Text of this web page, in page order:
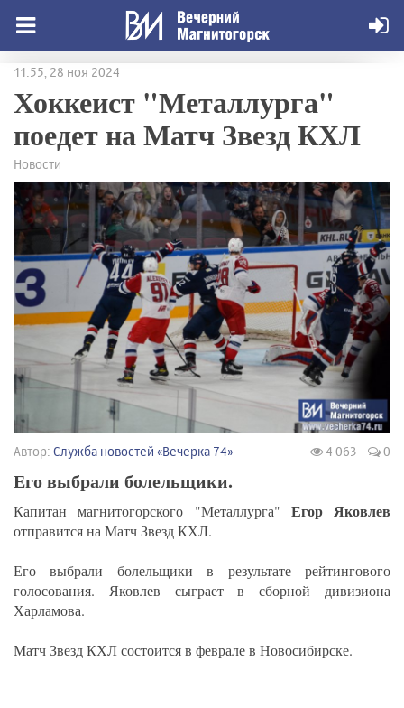
11:55, 28 ноя 2024
Хоккеист "Металлурга"
поедет на Матч Звезд КХЛ
Новости
Автор: Служба новостей «Вечерка 74» 4 063 0
Его выбрали болельщики.
Капитан магнитогорского "Металлурга" Егор Яковлев
отправится на Матч Звезд КХЛ.
Его выбрали болельщики в результате рейтингового
голосования. Яковлев сыграет в сборной дивизиона
Харламова.
Матч Звезд КХЛ состоится в феврале в Новосибирске.